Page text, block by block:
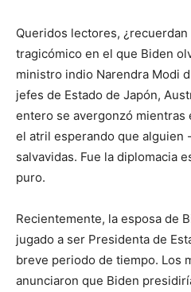
Queridos lectores,
tragicómico en el que Biden
ministro indio Narendra Modi
jefes de Estado de Japón,
entero se avergonzó mientras
el atril esperando que alguien
salvavidas. Fue la diplomacia
puro.
Recientemente, la esposa de
jugado a ser Presidenta de
breve periodo de tiempo. Los
anunciaron que Biden